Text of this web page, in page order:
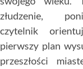
złudzenie,
czytelnik
pierwszy plan
przeszłości